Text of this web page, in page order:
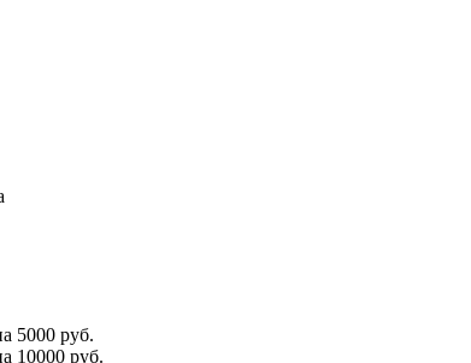
5000 руб.
10000 руб.